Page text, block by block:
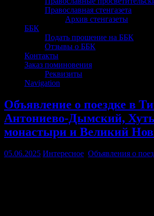
Православная стенгазета
Архив стенгазеты
ББК
Подать прошение на ББК
Отзывы о ББК
Контакты
Заказ поминовения
Реквизиты
Navigation
Объявление о поездке в
Антониево-Дымский,
монастыри и Великий
05.06.2025 Интересное Объявления о